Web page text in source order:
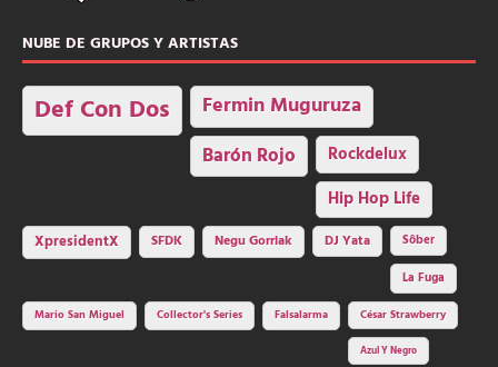
NUBE DE GRUPOS Y ARTISTAS
Def Con Dos Fermin Muguruza
Barón Rojo Rockdelux
Hip Hop Life
XpresidentX SFDK Negu Gorriak DJ Yata
Sôber
La Fuga
Mario San Miguel
Collector's Series Falsalarma César Strawberry
Azul Y Negro